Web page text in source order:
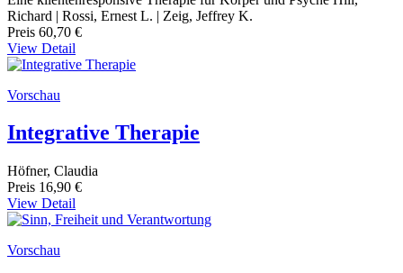
Richard | Rossi, Ernest L. | Zeig, Jeffrey K.
Preis 60,70 €
View Detail
Vorschau
Integrative Therapie
Höfner, Claudia
Preis 16,90 €
View Detail
Vorschau